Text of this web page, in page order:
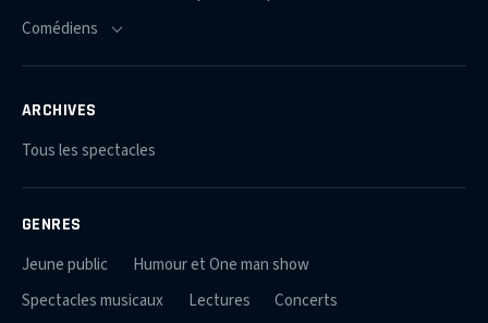
ARCHIVES
Tous les spectacles
GENRES
Jeune public
Humour et One man show
Spectacles musicaux
Lectures
Concerts